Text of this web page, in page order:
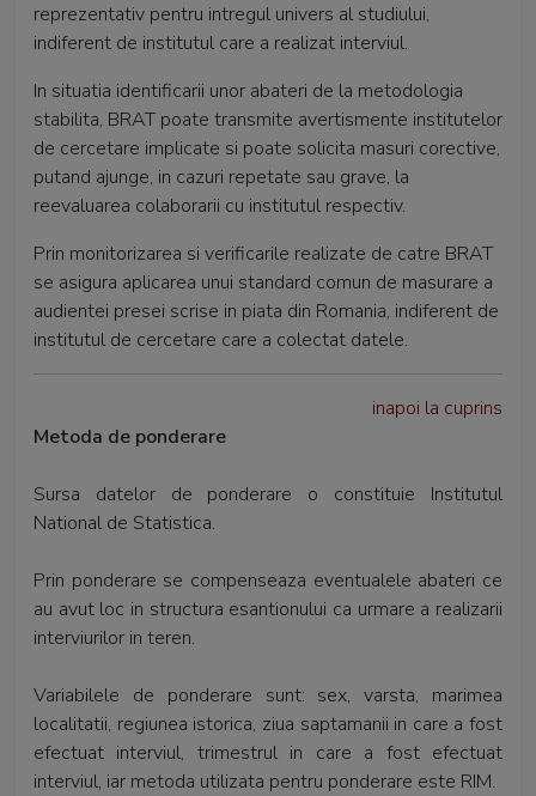
reprezentativ pentru intregul univers al studiului,
indiferent de institutul care a realizat interviul.
In situatia identificarii unor abateri de la metodologia
stabilita, BRAT poate transmite avertismente institutelor
de cercetare implicate si poate solicita masuri corective,
putand ajunge, in cazuri repetate sau grave, la
reevaluarea colaborarii cu institutul respectiv.
Prin monitorizarea si verificarile realizate de catre BRAT
se asigura aplicarea unui standard comun de masurare a
audientei presei scrise in piata din Romania, indiferent de
institutul de cercetare care a colectat datele.
inapoi la cuprins
Metoda de ponderare
Sursa datelor de ponderare o constituie Institutul
National de Statistica.
Prin ponderare se compenseaza eventualele abateri ce
au avut loc in structura esantionului ca urmare a realizarii
interviurilor in teren.
Variabilele de ponderare sunt: sex, varsta, marimea
localitatii, regiunea istorica, ziua saptamanii in care a fost
efectuat interviul, trimestrul in care a fost efectuat
interviul, iar metoda utilizata pentru ponderare este RIM.